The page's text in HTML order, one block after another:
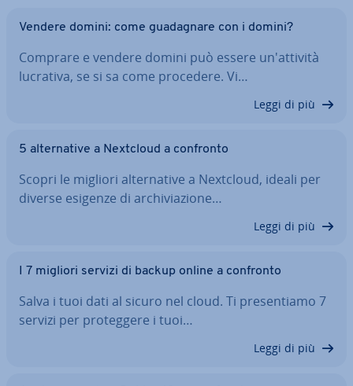
Vendere domini: come gua­da­gna­re con i domini?
Comprare e vendere domini può essere un'at­ti­vi­tà
lucrativa, se si sa come procedere. Vi…
Leggi di più
5 al­ter­na­ti­ve a Nextcloud a confronto
Scopri le migliori al­ter­na­ti­ve a Nextcloud, ideali per
diverse esigenze di ar­chi­via­zio­ne…
Leggi di più
I 7 migliori servizi di backup online a confronto
Salva i tuoi dati al sicuro nel cloud. Ti pre­sen­tia­mo 7
servizi per pro­teg­ge­re i tuoi…
Leggi di più